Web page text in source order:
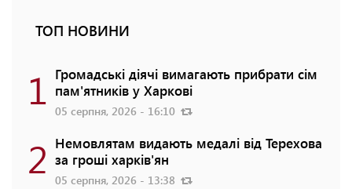
ТОП НОВИНИ
1 Громадські діячі вимагають прибрати сім
пам'ятників у Харкові
05 серпня, 2026 - 16:10
2 Немовлятам видають медалі від Терехова
за гроші харків'ян
05 серпня, 2026 - 13:38